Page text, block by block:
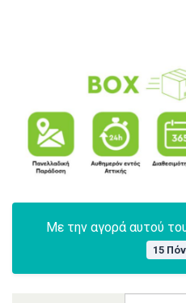
Με την αγορά αυτού
15